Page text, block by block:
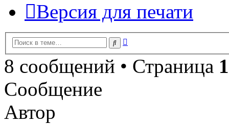
Версия для печати
Поиск
8 сообщений • Страница 1
Сообщение
Автор